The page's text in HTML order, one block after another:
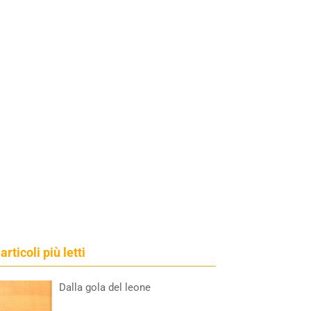
più letti
Dalla gola del leone